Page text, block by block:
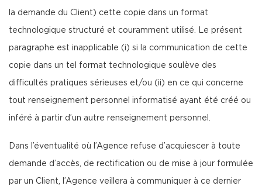
la demande du Client) cette copie dans un format
technologique structuré et couramment utilisé. Le présent
paragraphe est inapplicable (i) si la communication de cette
copie dans un tel format technologique soulève des
difficultés pratiques sérieuses et/ou (ii) en ce qui concerne
tout renseignement personnel informatisé ayant été créé ou
inféré à partir d’un autre renseignement personnel.
Dans l’éventualité où l’Agence refuse d’acquiescer à toute
demande d’accès, de rectification ou de mise à jour formulée
par un Client, l’Agence veillera à communiquer à ce dernier